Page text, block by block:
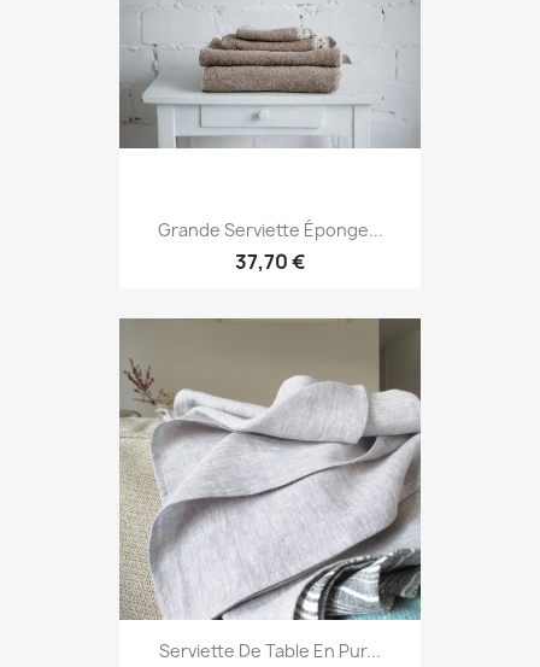
Grande Serviette Éponge...
37,70 €
Serviette De Table En Pur...